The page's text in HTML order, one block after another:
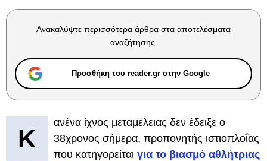
Ανακαλύψτε περισσότερα άρθρα στα αποτελέσματα
αναζήτησης.
Προσθήκη του reader.gr στην Google
Κ
ανένα ίχνος μεταμέλειας δεν έδειξε ο
38χρονος σήμερα, προπονητής ιστιοπλοΐας
που κατηγορείται για το βιασμό αθλήτριας